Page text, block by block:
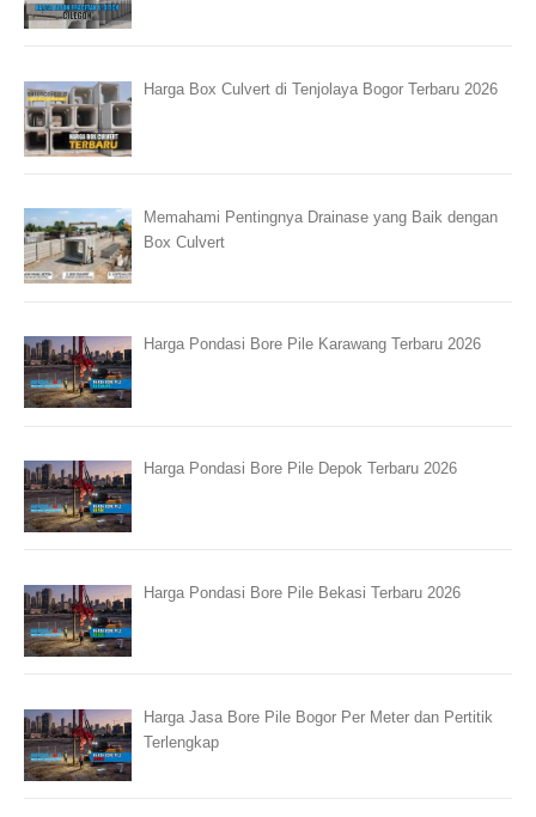
Harga Box Culvert di Tenjolaya Bogor Terbaru 2026
Memahami Pentingnya Drainase yang Baik dengan
Box Culvert
Harga Pondasi Bore Pile Karawang Terbaru 2026
Harga Pondasi Bore Pile Depok Terbaru 2026
Harga Pondasi Bore Pile Bekasi Terbaru 2026
Harga Jasa Bore Pile Bogor Per Meter dan Pertitik
Terlengkap